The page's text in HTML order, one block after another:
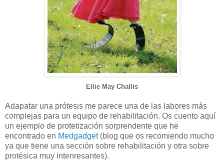
Ellie May Challis
Adapatar una prótesis me parece una de las labores más
complejas para un equipo de rehabilitación. Os cuento aquí
un ejemplo de protetización sorprendente que he
encontrado en Medgadget(blog que os recomiendo mucho
ya que tiene una sección sobre rehabilitación y otra sobre
protésica muy intenresantes).